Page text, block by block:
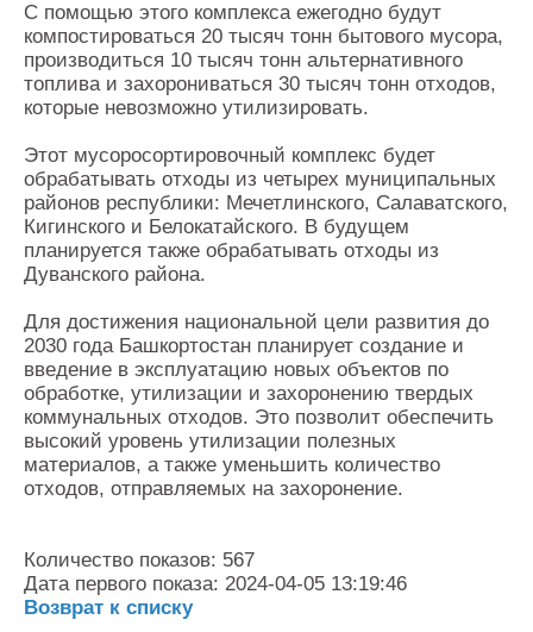
С помощью этого комплекса ежегодно будут
компостироваться 20 тысяч тонн бытового мусора,
производиться 10 тысяч тонн альтернативного
топлива и захорониваться 30 тысяч тонн отходов,
которые невозможно утилизировать.
Этот мусоросортировочный комплекс будет
обрабатывать отходы из четырех муниципальных
районов республики: Мечетлинского, Салаватского,
Кигинского и Белокатайского. В будущем
планируется также обрабатывать отходы из
Дуванского района.
Для достижения национальной цели развития до
2030 года Башкортостан планирует создание и
введение в эксплуатацию новых объектов по
обработке, утилизации и захоронению твердых
коммунальных отходов. Это позволит обеспечить
высокий уровень утилизации полезных
материалов, а также уменьшить количество
отходов, отправляемых на захоронение.
Количество показов: 567
Дата первого показа: 2024-04-05 13:19:46
Возврат к списку